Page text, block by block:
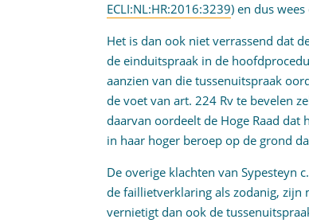
ECLI:NL:HR:2016:3239) en dus
Het is dan ook niet verrassend dat
de einduitspraak in de
aanzien van die tussenuitspraak
de voet van art. 224 Rv te bevelen
daarvan oordeelt de Hoge Raad
in haar hoger beroep op de grond
De overige klachten van Sypesteyn
de faillietverklaring als zodanig, zijn
vernietigt dan ook de